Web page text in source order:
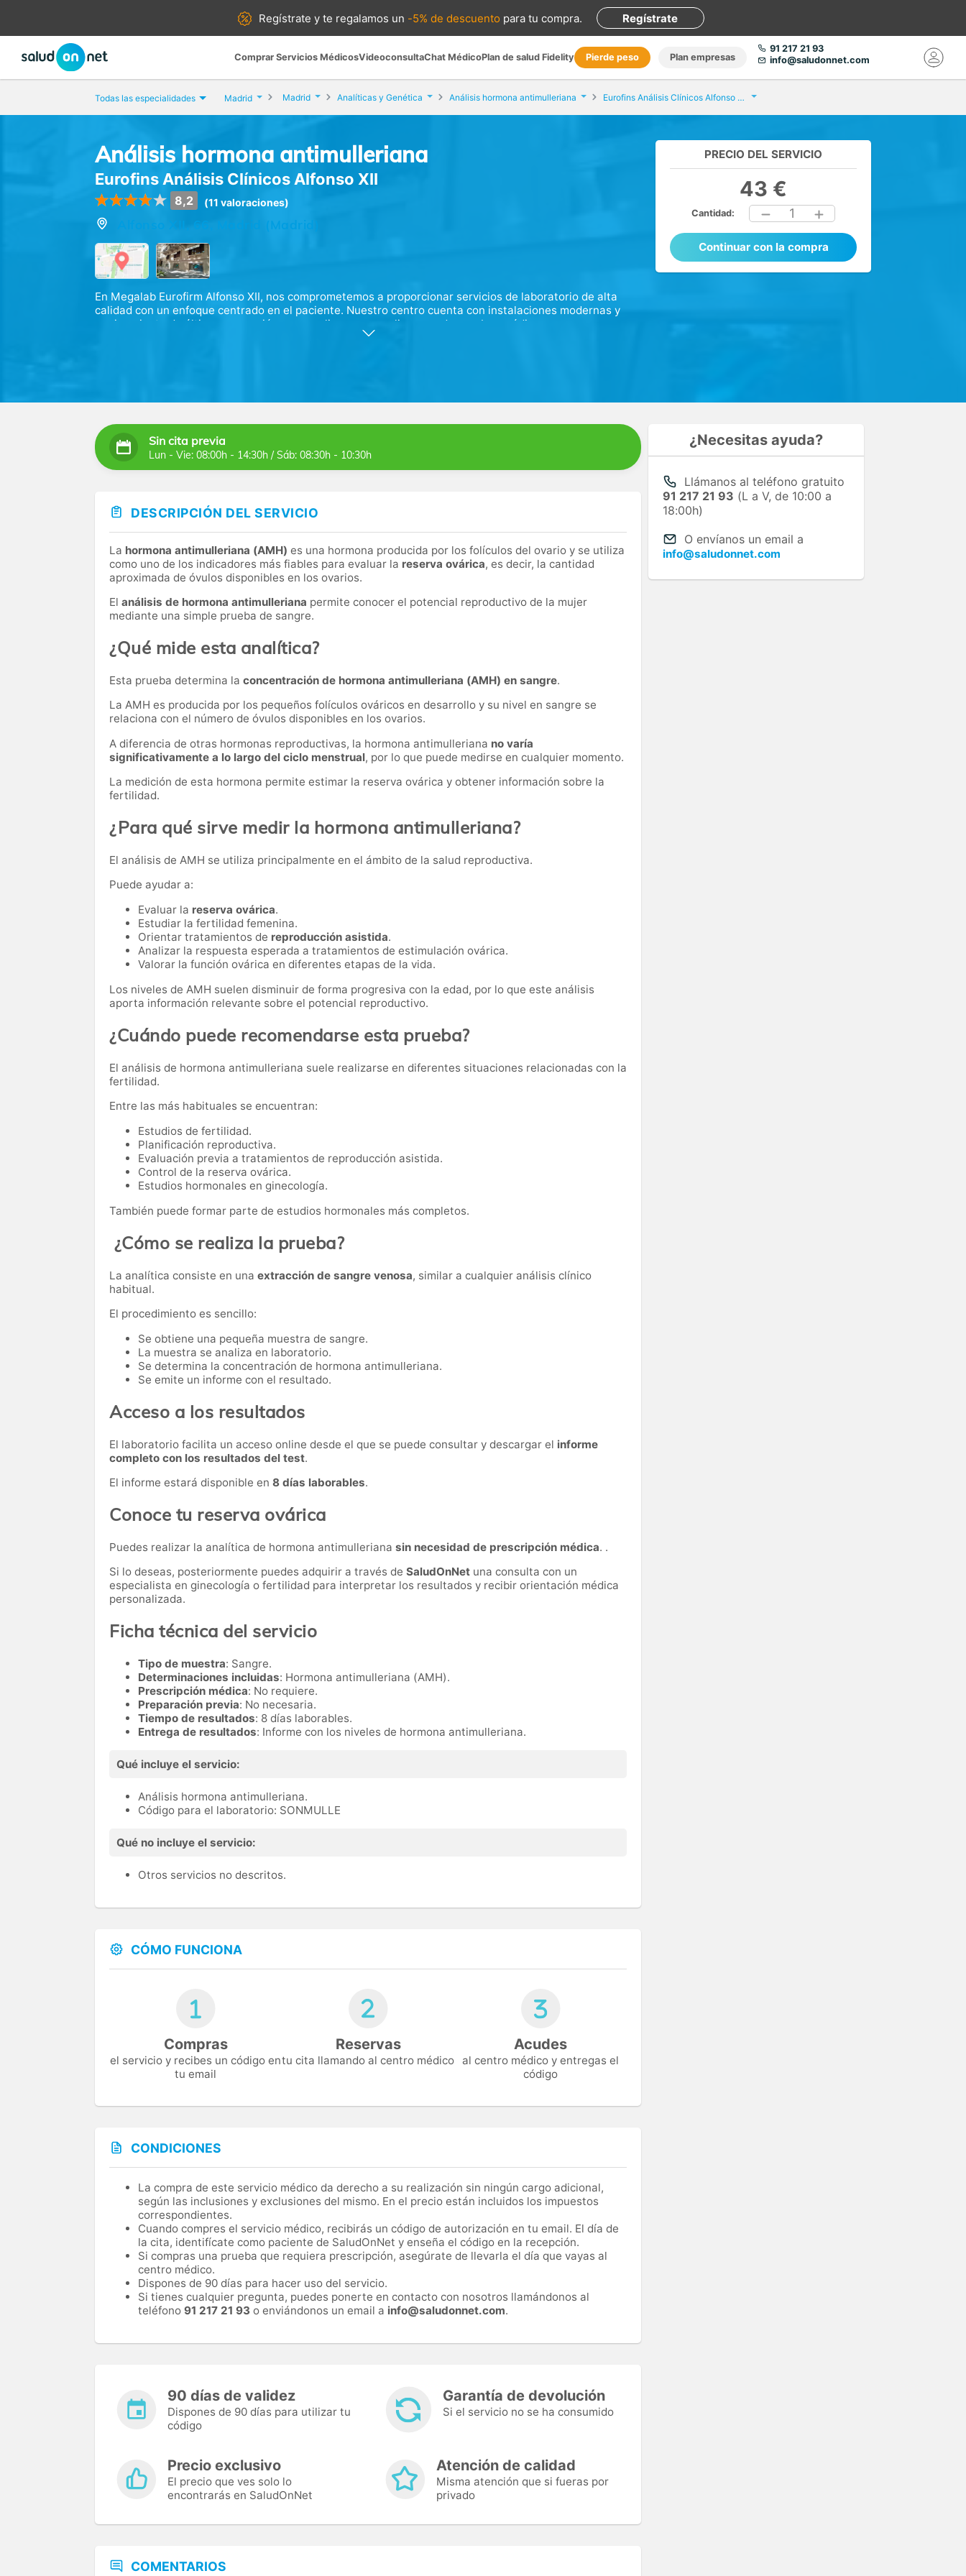
Regístrate yte regalamos un -5% de descuento para tu compra. Regístrate
Comprar Servicios MédicosVideoconsultaChat MédicoPlan de salud Fidelity Pierde peso Plan empresas
91 217 21 93
info@saludonnet.com
Todas las especialidades Madrid Madrid Analíticas y Genética Análisis hormona antimulleriana Eurofins Análisis Clínicos Alfonso XII
Análisis hormona antimulleriana
Eurofins Análisis Clínicos Alfonso XII
8,2 (11 valoraciones)
Alfonso XII, 66, Madrid (Madrid)
En Megalab Eurofirm Alfonso XII, nos comprometemos a proporcionar servicios de laboratorio de alta
calidad con un enfoque centrado en el paciente. Nuestro centro cuenta con instalaciones modernas y
equipamiento de última generación para realizar una amplia gama de pruebas médicas.
PRECIO DEL SERVICIO
43 €
Cantidad: 1
Continuar con la compra
Sin cita previa
Lun - Vie: 08:00h - 14:30h / Sáb: 08:30h - 10:30h
DESCRIPCIÓN DEL SERVICIO
La hormona antimulleriana (AMH) es una hormona producida por los folículos del ovario y se utiliza
como uno de los indicadores más fiables para evaluar la reserva ovárica, es decir, la cantidad
aproximada de óvulos disponibles en los ovarios.
El análisis de hormona antimulleriana permite conocer el potencial reproductivo de la mujer
mediante una simple prueba de sangre.
¿Qué mide esta analítica?
Esta prueba determina la concentración de hormona antimulleriana (AMH) en sangre.
La AMH es producida por los pequeños folículos ováricos en desarrollo y su nivel en sangre se
relaciona con el número de óvulos disponibles en los ovarios.
A diferencia de otras hormonas reproductivas, la hormona antimulleriana no varía
significativamente a lo largo del ciclo menstrual, por lo que puede medirse en cualquier momento.
La medición de esta hormona permite estimar la reserva ovárica y obtener información sobre la
fertilidad.
¿Para qué sirve medir la hormona antimulleriana?
El análisis de AMH se utiliza principalmente en el ámbito de la salud reproductiva.
Puede ayudar a:
Evaluar la reserva ovárica.
Estudiar la fertilidad femenina.
Orientar tratamientos de reproducción asistida.
Analizar la respuesta esperada a tratamientos de estimulación ovárica.
Valorar la función ovárica en diferentes etapas de la vida.
Los niveles de AMH suelen disminuir de forma progresiva con la edad, por lo que este análisis
aporta información relevante sobre el potencial reproductivo.
¿Cuándo puede recomendarse esta prueba?
El análisis de hormona antimulleriana suele realizarse en diferentes situaciones relacionadas con la
fertilidad.
Entre las más habituales se encuentran:
Estudios de fertilidad.
Planificación reproductiva.
Evaluación previa a tratamientos de reproducción asistida.
Control de la reserva ovárica.
Estudios hormonales en ginecología.
También puede formar parte de estudios hormonales más completos.
¿Cómo se realiza la prueba?
La analítica consiste en una extracción de sangre venosa, similar a cualquier análisis clínico
habitual.
El procedimiento es sencillo:
Se obtiene una pequeña muestra de sangre.
La muestra se analiza en laboratorio.
Se determina la concentración de hormona antimulleriana.
Se emite un informe con el resultado.
Acceso a los resultados
El laboratorio facilita un acceso online desde el que se puede consultar y descargar el informe
completo con los resultados del test.
El informe estará disponible en 8 días laborables.
Conoce tu reserva ovárica
Puedes realizar la analítica de hormona antimulleriana sin necesidad de prescripción médica. .
Si lo deseas, posteriormente puedes adquirir a través de SaludOnNet una consulta con un
especialista en ginecología o fertilidad para interpretar los resultados y recibir orientación médica
personalizada.
Ficha técnica del servicio
Tipo de muestra: Sangre.
Determinaciones incluidas: Hormona antimulleriana (AMH).
Prescripción médica: No requiere.
Preparación previa: No necesaria.
Tiempo de resultados: 8 días laborables.
Entrega de resultados: Informe con los niveles de hormona antimulleriana.
Qué incluye el servicio:
Análisis hormona antimulleriana.
Código para el laboratorio: SONMULLE
Qué no incluye el servicio:
Otros servicios no descritos.
CÓMO FUNCIONA
Compras
el servicio y recibes un código en
tu email
Reservas
tu cita llamando al centro médico
Acudes
al centro médico y entregas el
código
CONDICIONES
La compra de este servicio médico da derecho a su realización sin ningún cargo adicional,
según las inclusiones y exclusiones del mismo. En el precio están incluidos los impuestos
correspondientes.
Cuando compres el servicio médico, recibirás un código de autorización en tu email. El día de
la cita, identifícate como paciente de SaludOnNet y enseña el código en la recepción.
Si compras una prueba que requiera prescripción, asegúrate de llevarla el día que vayas al
centro médico.
Dispones de 90 días para hacer uso del servicio.
Si tienes cualquier pregunta, puedes ponerte en contacto con nosotros llamándonos al
teléfono 91 217 21 93 o enviándonos un email a info@saludonnet.com.
90 días de validez
Dispones de 90 días para utilizar tu
código
Garantía de devolución
Si el servicio no se ha consumido
Precio exclusivo
El precio que ves solo lo
encontrarás en SaludOnNet
Atención de calidad
Misma atención que si fueras por
privado
COMENTARIOS
¿Necesitas ayuda?
Llámanos al teléfono gratuito
91 217 21 93 (L a V, de 10:00 a
18:00h)
O envíanos un email a
info@saludonnet.com